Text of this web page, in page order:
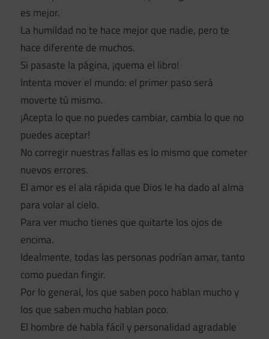
es mejor.
La humildad no te hace mejor que nadie, pero te
hace diferente de muchos.
Si pasaste la página, ¡quema el libro!
Intenta mover el mundo: el primer paso será
moverte tú mismo.
¡Acepta lo que no puedes cambiar, cambia lo que no
puedes aceptar!
No corregir nuestras fallas es lo mismo que cometer
nuevos errores.
El amor es el ala rápida que Dios le ha dado al alma
para volar al cielo.
Para ver mucho tienes que quitarte los ojos de
encima.
Idealmente, todas las personas podrían amar, tanto
como puedan fingir.
Por lo general, los que saben poco hablan mucho y
los que saben mucho hablan poco.
El hombre de habla fácil y personalidad agradable